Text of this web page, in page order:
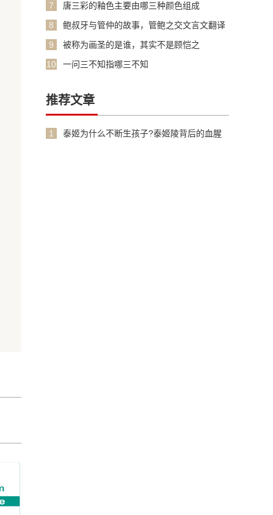
7
唐三彩的釉色主要由哪三种颜色组成
8
鲍叔牙与管仲的故事，管鲍之交文言文翻译
9
被称为画圣的是谁，其实不是顾恺之
10
一问三不知指哪三不知
推荐文章
1
泰姬为什么不断生孩子?泰姬陵背后的血腥